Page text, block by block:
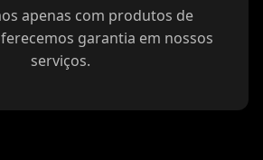
apenas com produtos de
garantia em nossos
serviços.